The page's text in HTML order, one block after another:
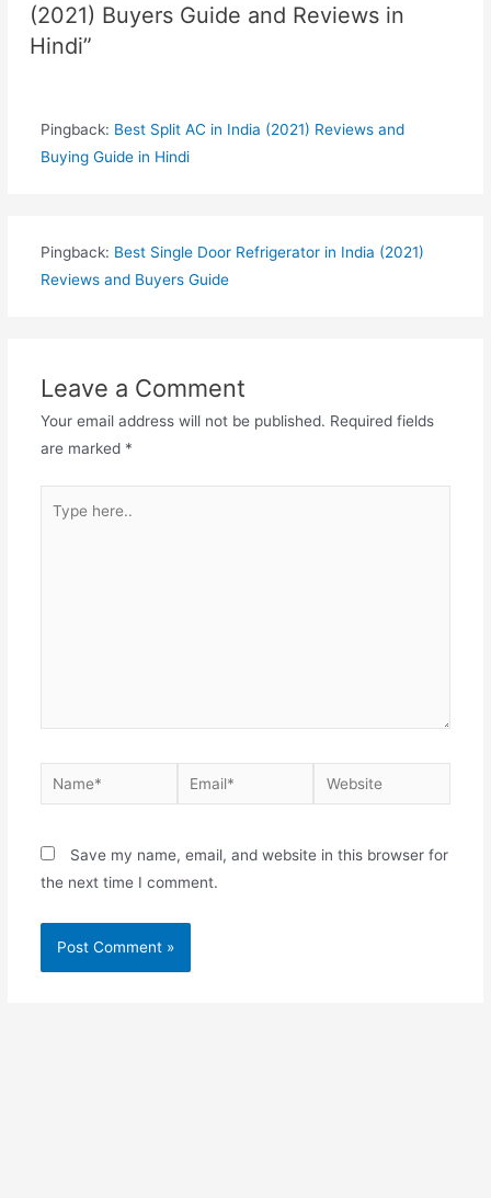
(2021) Buyers Guide and Reviews in
Hindi”
Pingback: Best Split AC in India (2021) Reviews and
Buying Guide in Hindi
Pingback: Best Single Door Refrigerator in India (2021)
Reviews and Buyers Guide
Leave a Comment
Your email address will not be published. Required fields
are marked *
here..
Name* Email* Website
Save my name, email, and website in this browser for
the next time I comment.